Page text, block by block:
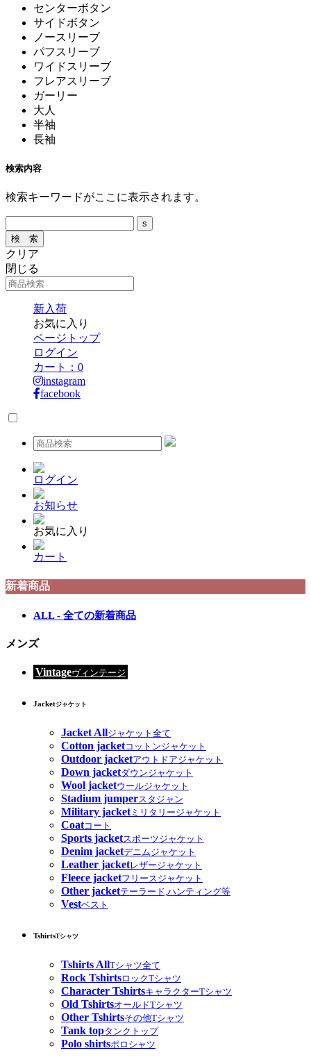
センターボタン
サイドボタン
ノースリーブ
パフスリーブ
ワイドスリーブ
フレアスリーブ
ガーリー
大人
半袖
長袖
検索内容
検索キーワードがここに表示されます。
クリア
閉じる
新入荷
お気に入り
ページトップ
ログイン
カート： 0
instagram
facebook
ログイン
お知らせ
お気に入り
カート
新着商品
ALL - 全ての新着商品
メンズ
Vintageヴィンテージ
Jacketジャケット
Jacket Allジャケット全て
Cotton jacketコットンジャケット
Outdoor jacketアウトドアジャケット
Down jacketダウンジャケット
Wool jacketウールジャケット
Stadium jumperスタジャン
Military jacketミリタリージャケット
Coatコート
Sports jacketスポーツジャケット
Denim jacketデニムジャケット
Leather jacketレザージャケット
Fleece jacketフリースジャケット
Other jacketテーラード,ハンティング等
Vestベスト
TshirtsTシャツ
Tshirts AllTシャツ全て
Rock TshirtsロックTシャツ
Character TshirtsキャラクターTシャツ
Old TshirtsオールドTシャツ
Other Tshirtsその他Tシャツ
Tank topタンクトップ
Polo shirtsポロシャツ